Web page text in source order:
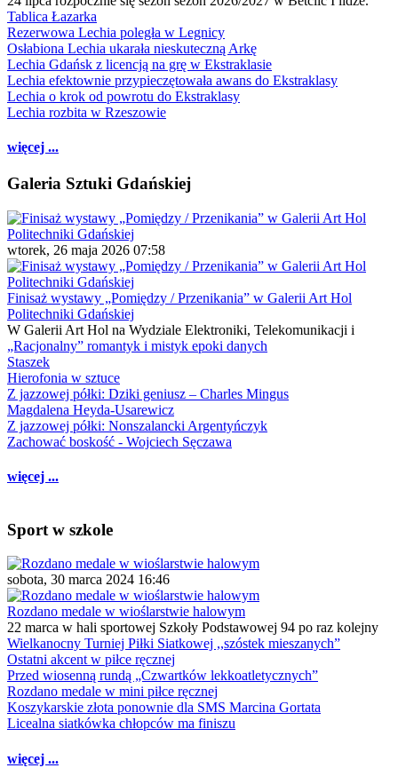
Tablica Łazarka
Rezerwowa Lechia poległa w Legnicy
Osłabiona Lechia ukarała nieskuteczną Arkę
Lechia Gdańsk z licencją na grę w Ekstraklasie
Lechia efektownie przypieczętowała awans do Ekstraklasy
Lechia o krok od powrotu do Ekstraklasy
Lechia rozbita w Rzeszowie
więcej ...
Galeria Sztuki Gdańskiej
wtorek, 26 maja 2026 07:58
Finisaż wystawy „Pomiędzy / Przenikania” w Galerii Art Hol
Politechniki Gdańskiej
W Galerii Art Hol na Wydziale Elektroniki, Telekomunikacji i
„Racjonalny” romantyk i mistyk epoki danych
Staszek
Hierofonia w sztuce
Z jazzowej półki: Dziki geniusz – Charles Mingus
Magdalena Heyda-Usarewicz
Z jazzowej półki: Nonszalancki Argentyńczyk
Zachować boskość - Wojciech Sęczawa
więcej ...
Sport w szkole
sobota, 30 marca 2024 16:46
Rozdano medale w wioślarstwie halowym
22 marca w hali sportowej Szkoły Podstawowej 94 po raz kolejny
Wielkanocny Turniej Piłki Siatkowej ,,szóstek mieszanych”
Ostatni akcent w piłce ręcznej
Przed wiosenną rundą „Czwartków lekkoatletycznych”
Rozdano medale w mini piłce ręcznej
Koszykarskie złota ponownie dla SMS Marcina Gortata
Licealna siatkówka chłopców ma finiszu
więcej ...